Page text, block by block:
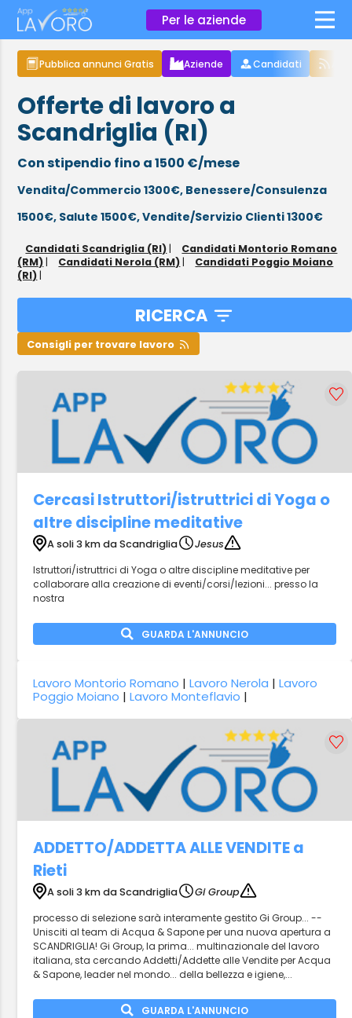
Per le aziende ×
Pubblica annunci Gratis Aziende Candidati
Offerte di lavoro a
Scandriglia (RI)
Con stipendio fino a 1500 €/mese
Vendita/Commercio 1300€, Benessere/Consulenza
1500€, Salute 1500€,Vendite/Servizio Clienti 1300€
Candidati Scandriglia (RI) |
Candidati Montorio Romano
(RM) | Candidati Nerola (RM) |
Candidati Poggio Moiano
(RI) |
RICERCA
Consigli per trovare lavoro
Cercasi Istruttori/istruttrici di Yoga o
altre discipline meditative
A soli 3 km da Scandriglia
Jesus
Istruttori/istruttrici di Yoga o altre discipline meditative per
collaborare alla creazione di eventi/corsi/lezioni... presso la
nostra
GUARDA L'ANNUNCIO
Lavoro Montorio Romano |Lavoro Nerola |Lavoro
Poggio Moiano |Lavoro Monteflavio |
ADDETTO/ADDETTA ALLE VENDITE a
Rieti
A soli 3 km da Scandriglia
Gi Group
processo di selezione sarà interamente gestito Gi Group... --
Unisciti al team di Acqua & Sapone per una nuova apertura a
SCANDRIGLIA! Gi Group, la prima... multinazionale del lavoro
italiana, sta cercando Addetti/Addette alle Vendite per Acqua
& Sapone, leader nel mondo... della bellezza e igiene,...
GUARDA L'ANNUNCIO